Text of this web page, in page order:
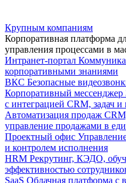
Крупным компаниям
Корпоративная платформа
управления процессами в
Интранет-портал
корпоративными знаниями
ВКС Безопасные
Корпоративный мессенджер
с интеграцией CRM, задач и
Автоматизация продаж
управление продажами в
Проектный офис
и контролем исполнения
HRM Рекрутинг, КЭДО,
эффективностью
SaaS Облачная платформа с